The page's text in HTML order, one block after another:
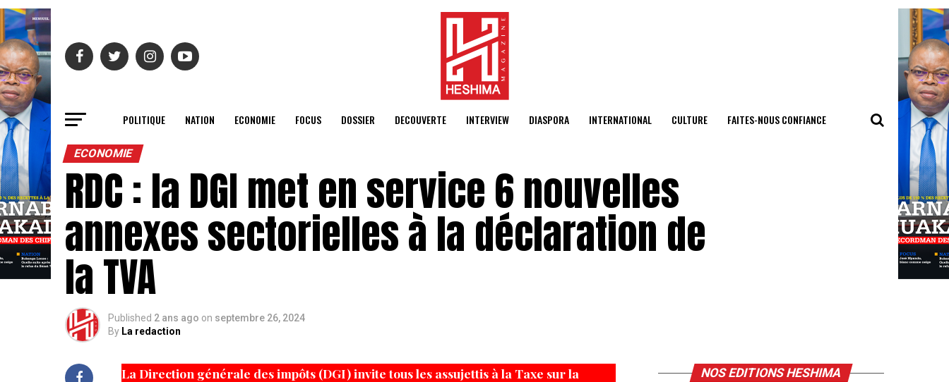
POLITIQUE NATION ECONOMIE FOCUS DOSSIER DECOUVERTE INTERVIEW DIASPORA INTERNATIONAL CULTURE FAITES-NOUS CONFIANCE
ECONOMIE
RDC : la DGI met en service 6 nouvelles
annexes sectorielles à la déclaration de
la TVA
Published 2 ans ago on septembre 26, 2024
By La redaction
La Direction générale des impôts (DGI) invite tous les assujettis à la Taxe sur la
NOS EDITIONS HESHIMA